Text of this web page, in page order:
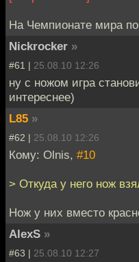
На Чемпионате мира
Nickrocker »
#61 | 25.08.10 12:26
ну с ножом игра
интереснее)
L85 »
#62 | 25.08.10 12:26
Кому: Olnis, #10
> Откуда у него нож
Нож у них вместо
AlexS »
#63 | 25.08.10 12:27